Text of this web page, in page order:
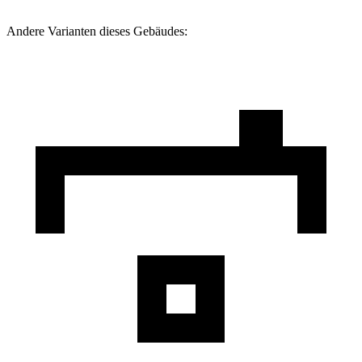
Andere Varianten dieses Gebäudes: